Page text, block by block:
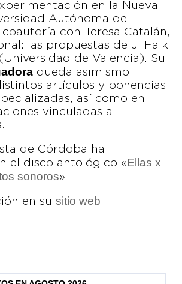
en la Nueva
Autónoma de
con Teresa Catalán,
las propuestas de J. Falk
de Valencia). Su
queda asimismo
artículos y ponencias
así como en
vinculadas a
de Córdoba ha
el disco antológico «Ellas x
sonoros»
en su sitio web.